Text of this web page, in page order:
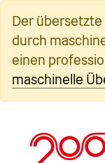
Inhalt
springen
Der
durch
einen
maschinelle